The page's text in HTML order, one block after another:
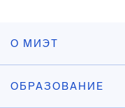
О МИЭТ
ОБРАЗОВАНИЕ